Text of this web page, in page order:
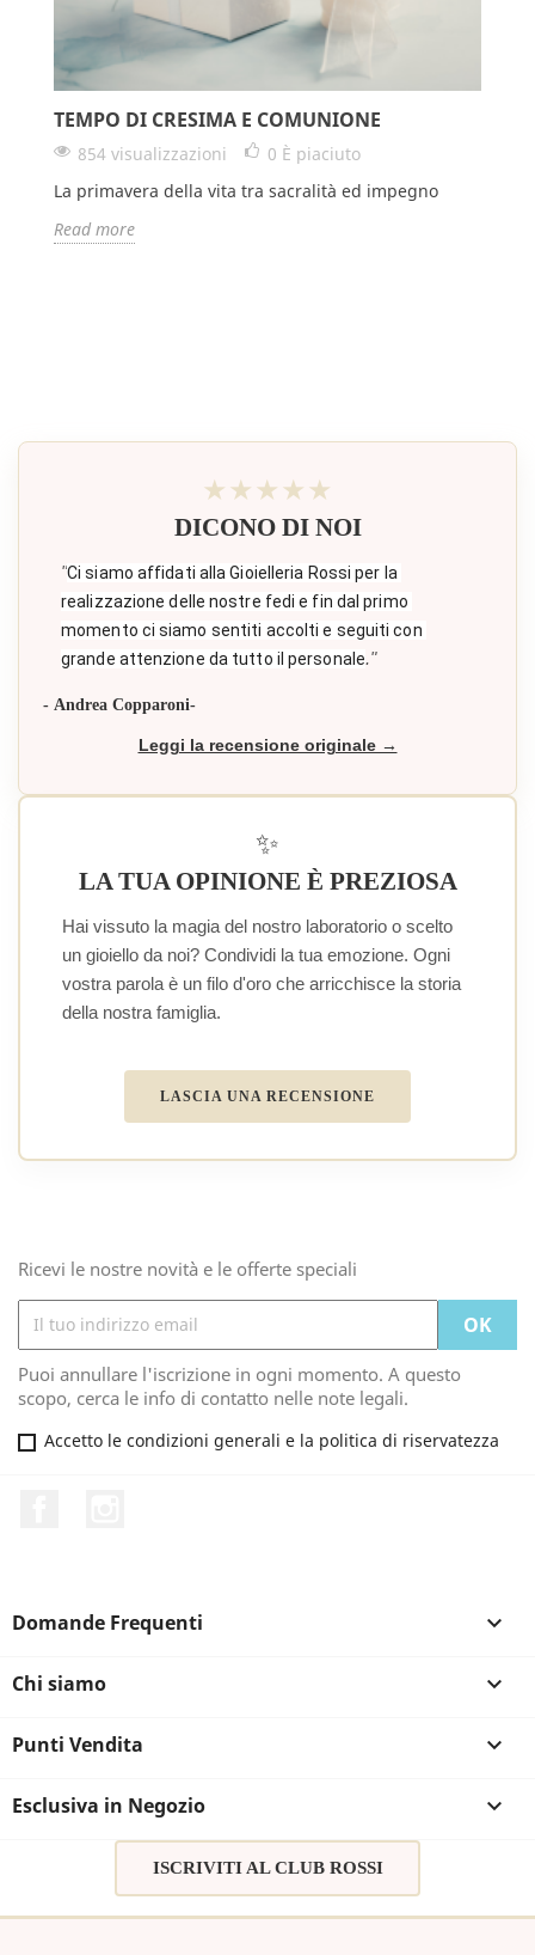
TEMPO DI CRESIMA E COMUNIONE
854 visualizzazioni 0 È piaciuto
La primavera della vita tra sacralità ed impegno
Read more
★★★★★
DICONO DI NOI
"Ci siamo affidati alla Gioielleria Rossi per la
realizzazione delle nostre fedi e fin dal primo
momento ci siamo sentiti accolti e seguiti con
grande attenzione da tutto il personale."
- Andrea Copparoni-
Leggi la recensione originale →
✨
LA TUA OPINIONE È PREZIOSA
Hai vissuto la magia del nostro laboratorio o scelto
un gioiello da noi? Condividi la tua emozione. Ogni
vostra parola è un filo d'oro che arricchisce la storia
della nostra famiglia.
LASCIA UNA RECENSIONE
Ricevi le nostre novità e le offerte speciali
Puoi annullare l'iscrizione in ogni momento. A questo
scopo, cerca le info di contatto nelle note legali.
Accetto le condizioni generali e la politica di riservatezza
Domande Frequenti 
Chi siamo 
Punti Vendita 
Esclusiva in Negozio 
ISCRIVITI AL CLUB ROSSI
You need to be logged in to save products in your
Annulla